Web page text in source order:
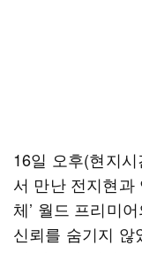
16일 오후(현지
서 만난 전지현과
체’ 월드 프리미
신뢰를 숨기지 않